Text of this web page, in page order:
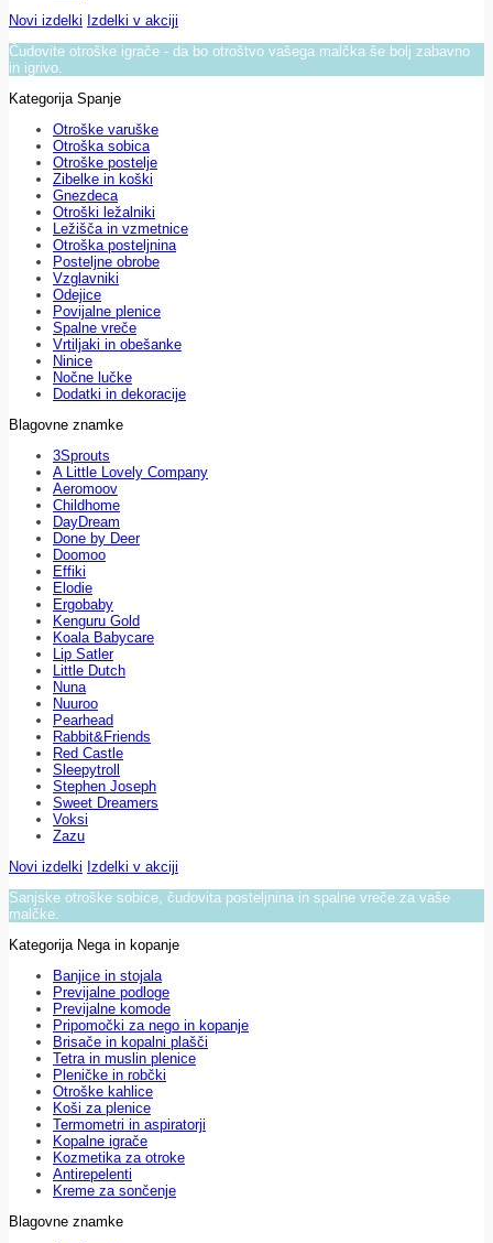
Novi izdelki Izdelki v akciji
Čudovite otroške igrače - da bo otroštvo vašega malčka še bolj zabavno
in igrivo.
Kategorija Spanje
Otroške varuške
Otroška sobica
Otroške postelje
Zibelke in koški
Gnezdeca
Otroški ležalniki
Ležišča in vzmetnice
Otroška posteljnina
Posteljne obrobe
Vzglavniki
Odejice
Povijalne plenice
Spalne vreče
Vrtiljaki in obešanke
Ninice
Nočne lučke
Dodatki in dekoracije
Blagovne znamke
3Sprouts
A Little Lovely Company
Aeromoov
Childhome
DayDream
Done by Deer
Doomoo
Effiki
Elodie
Ergobaby
Kenguru Gold
Koala Babycare
Lip Satler
Little Dutch
Nuna
Nuuroo
Pearhead
Rabbit&Friends
Red Castle
Sleepytroll
Stephen Joseph
Sweet Dreamers
Voksi
Zazu
Novi izdelki Izdelki v akciji
Sanjske otroške sobice, čudovita posteljnina in spalne vreče za vaše
malčke.
Kategorija Nega in kopanje
Banjice in stojala
Previjalne podloge
Previjalne komode
Pripomočki za nego in kopanje
Brisače in kopalni plašči
Tetra in muslin plenice
Pleničke in robčki
Otroške kahlice
Koši za plenice
Termometri in aspiratorji
Kopalne igrače
Kozmetika za otroke
Antirepelenti
Kreme za sončenje
Blagovne znamke